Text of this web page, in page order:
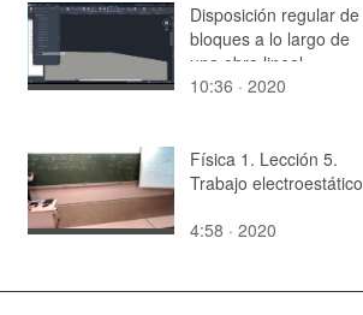
Disposición regular de
bloques a lo largo de
una obra lineal
mediante Dynamo
10:36 · 2020
Física 1. Lección 5.
Trabajo electroestático
4:58 · 2020